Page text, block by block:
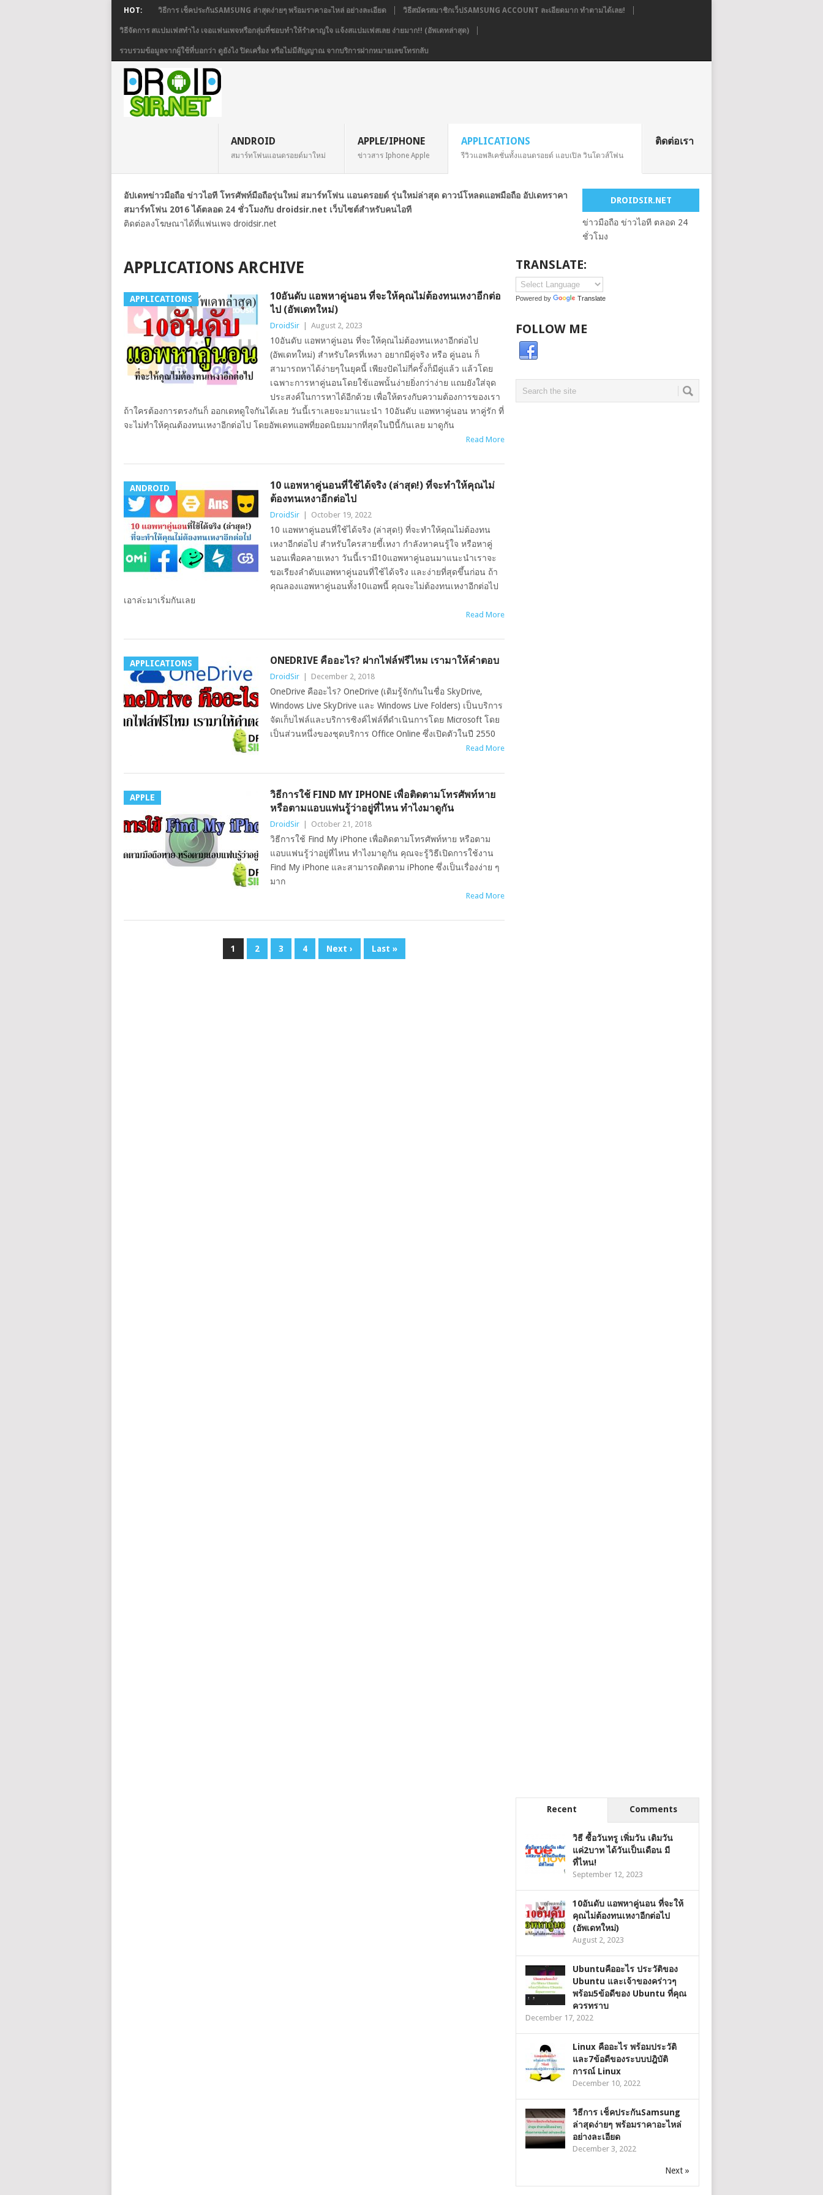
HOT: วิธีการ เช็คประกันSAMSUNG ล่าสุดง่ายๆ พร้อมราคาอะไหล่ อย่างละเอียด วิธีสมัครสมาชิกเว็ปSAMSUNG ACCOUNT ละเอียดมาก ทำตามได้เลย!
วิธีจัดการ สแปมเฟสทำไง เจอแฟนเพจหรือกลุ่มที่ชอบทำให้รำคาญใจ แจ้งสแปมเฟสเลย ง่ายมาก!! (อัพเดทล่าสุด)
รวบรวมข้อมูลจากผู้ใช้ที่บอกว่า ดูยังไง ปิดเครื่อง หรือไม่มีสัญญาณ จากบริการฝากหมายเลขโทรกลับ
ANDROID
สมาร์ทโฟนแอนดรอยด์มาใหม่
APPLE/IPHONE
ข่าวสาร Iphone Apple
APPLICATIONS
รีวิวแอพลิเคชั่นทั้งแอนดรอยด์ แอบเปิล วินโดวส์โฟน
ติดต่อเรา
อัปเดทข่าวมือถือ ข่าวไอที โทรศัพท์มือถือรุ่นใหม่ สมาร์ทโฟน แอนดรอยด์ รุ่นใหม่ล่าสุด ดาวน์โหลดแอพมือถือ อัปเดทราคา
สมาร์ทโฟน 2016 ได้ตลอด 24 ชั่วโมงกับ droidsir.net เว็บไซต์สำหรับคนไอที
ติดต่อลงโฆษณาได้ที่แฟนเพจ droidsir.net
DROIDSIR.NET
ข่าวมือถือ ข่าวไอที ตลอด 24
ชั่วโมง
APPLICATIONS ARCHIVE
APPLICATIONS
10อันดับ แอพหาคู่นอน ที่จะให้คุณไม่ต้องทนเหงาอีกต่อ
ไป (อัพเดทใหม่)
DroidSir August 2, 2023
10อันดับ แอพหาคู่นอน ที่จะให้คุณไม่ต้องทนเหงาอีกต่อไป
(อัพเดทใหม่) สำหรับใครที่เหงา อยากมีคู่จริง หรือ คู่นอน ก็
สามารถหาได้ง่ายๆในยุคนี้ เพียงปัดไม่กี่ครั้งก็มีคู่แล้ว แล้วโดย
เฉพาะการหาคู่นอนโดยใช้แอพนั้นง่ายยิ่งกว่าง่าย แถมยังใส่จุด
ประสงค์ในการหาได้อีกด้วย เพื่อให้ตรงกับความต้องการของเรา
ถ้าใครต้องการตรงกันก็ ออกเดทดูใจกันได้เลย วันนี้เราเลยจะมาแนะนำ 10อันดับ แอพหาคู่นอน หาคู่รัก ที่
จะไม่ทำให้คุณต้องทนเหงาอีกต่อไป โดยอัพเดทแอพที่ยอดนิยมมากที่สุดในปีนี้กันเลย มาดูกัน
Read More
ANDROID
10 แอพหาคู่นอนที่ใช้ได้จริง (ล่าสุด!) ที่จะทำให้คุณไม่
ต้องทนเหงาอีกต่อไป
DroidSir October 19, 2022
10 แอพหาคู่นอนที่ใช้ได้จริง (ล่าสุด!) ที่จะทำให้คุณไม่ต้องทน
เหงาอีกต่อไป สำหรับใครสายขี้เหงา กำลังหาคนรู้ใจ หรือหาคู่
นอนเพื่อคลายเหงา วันนี้เรามี10แอพหาคู่นอนมาแนะนำเราจะ
ขอเรียงลำดับแอพหาคู่นอนที่ใช้ได้จริง และง่ายที่สุดขึ้นก่อน ถ้า
คุณลองแอพหาคู่นอนทั้ง10แอพนี้ คุณจะไม่ต้องทนเหงาอีกต่อไป
เอาล่ะมาเริ่มกันเลย
Read More
APPLICATIONS ONEDRIVE คืออะไร? ฝากไฟล์ฟรีไหม เรามาให้คำตอบ
DroidSir December 2, 2018
OneDrive คืออะไร? OneDrive (เดิมรู้จักกันในชื่อ SkyDrive,
Windows Live SkyDrive และ Windows Live Folders) เป็นบริการ
จัดเก็บไฟล์และบริการซิงค์ไฟล์ที่ดำเนินการโดย Microsoft โดย
เป็นส่วนหนึ่งของชุดบริการ Office Online ซึ่งเปิดตัวในปี 2550
Read More
APPLE
วิธีการใช้ FIND MY IPHONE เพื่อติดตามโทรศัพท์หาย
หรือตามแอบแฟนรู้ว่าอยู่ที่ไหน ทำไงมาดูกัน
DroidSir October 21, 2018
วิธีการใช้ Find My iPhone เพื่อติดตามโทรศัพท์หาย หรือตาม
แอบแฟนรู้ว่าอยู่ที่ไหน ทำไงมาดูกัน คุณจะรู้วิธีเปิดการใช้งาน
Find My iPhone และสามารถติดตาม iPhone ซึ่งเป็นเรื่องง่าย ๆ
มาก
Read More
1 2 3 4 Next › Last »
TRANSLATE:
Powered by Translate
FOLLOW ME
Recent Comments
วิธี ซื้อวันทรู เพิ่มวัน เติมวัน
แค่2บาท ได้วันเป็นเดือน มี
ที่ไหน!
September 12, 2023
10อันดับ แอพหาคู่นอน ที่จะให้
คุณไม่ต้องทนเหงาอีกต่อไป
(อัพเดทใหม่)
August 2, 2023
Ubuntuคืออะไร ประวัติของ
Ubuntu และเจ้าของคร่าวๆ
พร้อม5ข้อดีของ Ubuntu ที่คุณ
ควรทราบ
December 17, 2022
Linux คืออะไร พร้อมประวัติ
และ7ข้อดีของระบบปฎิบัติ
การณ์ Linux
December 10, 2022
วิธีการ เช็คประกันSamsung
ล่าสุดง่ายๆ พร้อมราคาอะไหล่
อย่างละเอียด
December 3, 2022
Next »